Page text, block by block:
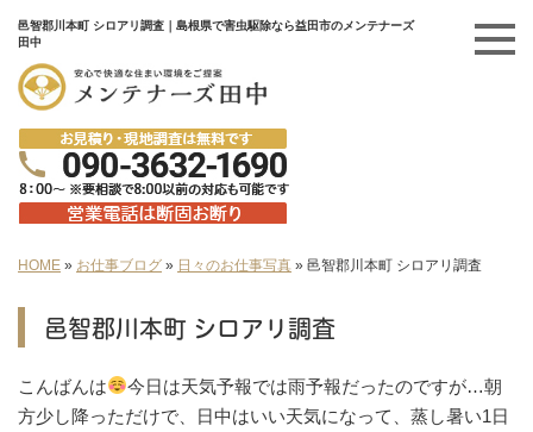
邑智郡川本町 シロアリ調査｜島根県で害虫駆除なら益田市のメンテナーズ
田中
HOME » お仕事ブログ » 日々のお仕事写真 » 邑智郡川本町 シロアリ調査
邑智郡川本町 シロアリ調査
こんばんは
今日は天気予報では雨予報だったのですが…朝
方少し降っただけで、日中はいい天気になって、蒸し暑い1日